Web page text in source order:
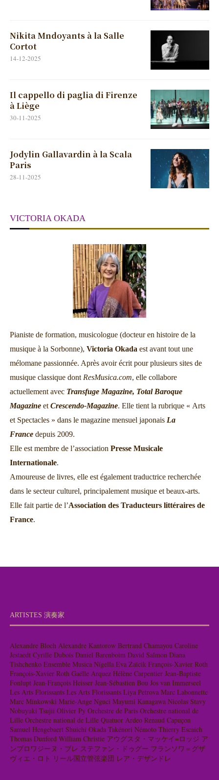
Nikita Mndoyants à la Salle
Cortot
14-12-2025
Il cappello di paglia di Firenze
à Liège
30-11-2025
Jodylin Gallavardin à la Scala
Paris
28-11-2025
VICTORIA OKADA
Pianiste de formation, musicologue (docteur en histoire de la
musique à la Sorbonne), Victoria Okada est avant tout une
mélomane passionnée. Après avoir écrit pour plusieurs sites de
musique classique dont ResMusica.com, elle collabore
actuellement avec Transfuge Magazine, Total Baroque
Magazine et Crescendo-Magazine. Elle tient la rubrique « Arts
et Spectacles » dans le magazine mensuel japonais La
France depuis 2009.
Elle est membre de l’association Presse Musicale
Internationale.
Amoureuse de livres, elle est également traductrice recherchée
dans le secteur culturel, principalement musique et beaux-arts.
Elle fait partie de l’Association des Traducteurs littéraires de
France.
ARTISTES 演奏家
Alexandre Bloch Alexandre Kantorow Bertrand Chamayou Caroline
Jestaedt Cyrille Dubois Daniel Barenboim David Salmon Diana
Tishchenko Ensemble Musica Nigella Eva Zaïcik François-Xavier Roth
François-Xavier Roth Gaëlle Arquez Hélène Carpentier Jean-Baptiste
Fonlupt Jean-François Heisser Jean-Sébastien Bou Jos van Immerseel
Les Arts Florissants Les Arts Florissants Liya Petrova Marc Labonnette
Marc Minkowski Marie-Ange Nguci Mayumi Kanagawa Nicolas Stavy
Nobuyuki Tsujii Olivier Py Orchestre de Paris Orchestre national de
Lille Orchestre national de Lille Quatuor Ardeo Renaud Capuçon
Samuel Hengebaert Shuichi Okada Takénori Némoto Thierry Escaich
Thomas Dunford William Christie アウグスタ・マッケイ=ロッジ ア
ンブロワジーヌ・ブレ ステファン・ドゥグー フランソワ＝グザ
ヴィエ・ロト リール国立管弦楽団 レア・デザンドレ